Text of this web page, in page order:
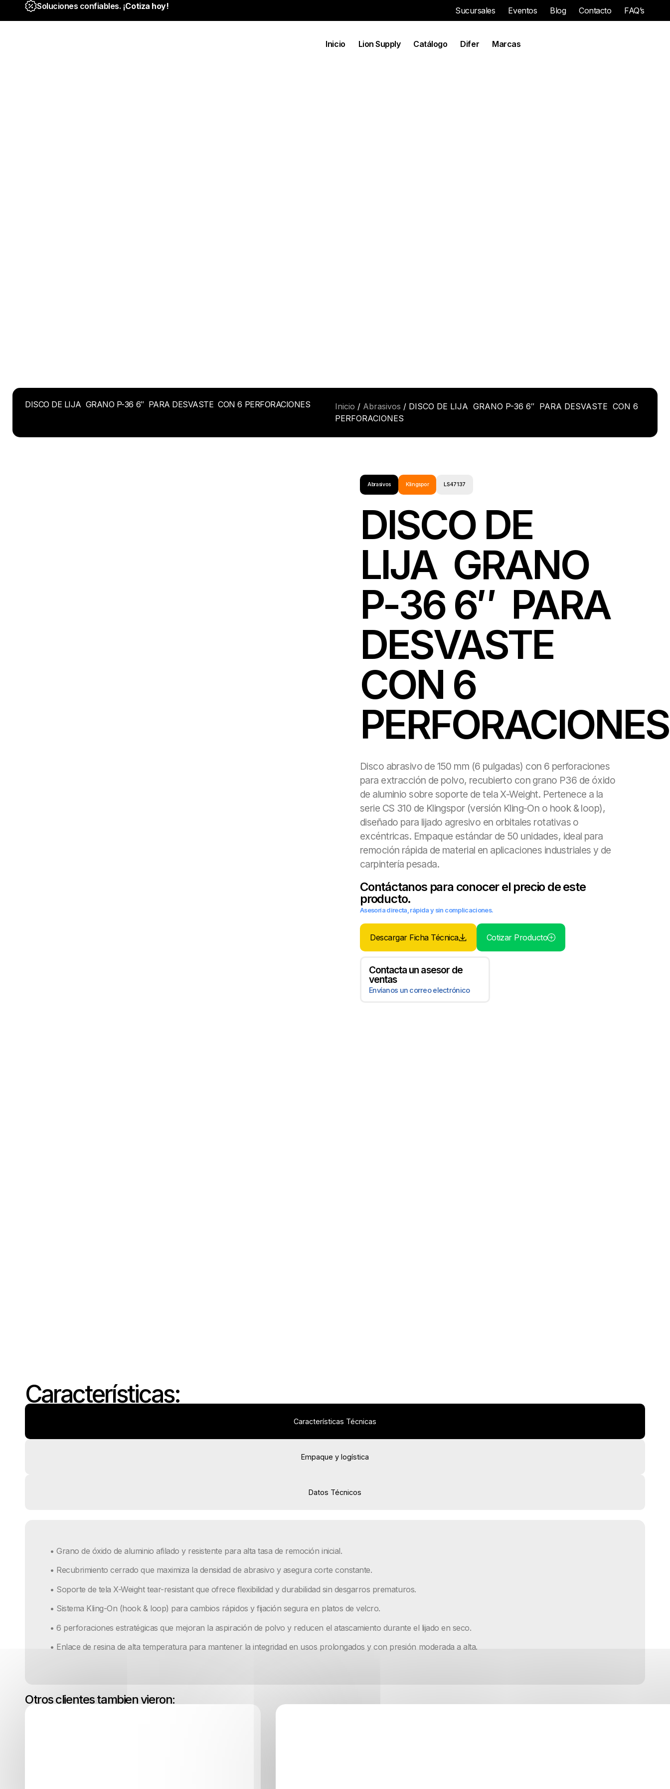
Soluciones confiables. ¡Cotiza hoy! Sucursales Eventos Blog Contacto FAQ’s
Inicio Lion Supply Catálogo Difer Marcas
DISCO DE LIJA GRANO P-36 6″ PARA DESVASTE CON 6 PERFORACIONES Inicio / Abrasivos / DISCO DE LIJA GRANO P-36 6″ PARA DESVASTE CON 6
PERFORACIONES
Abrasivos Klingspor LS47137
DISCO DE
LIJA GRANO
P-36 6″ PARA
DESVASTE
CON 6
PERFORACIONES
Disco abrasivo de 150 mm (6 pulgadas) con 6 perforaciones
para extracción de polvo, recubierto con grano P36 de óxido
de aluminio sobre soporte de tela X-Weight. Pertenece a la
serie CS 310 de Klingspor (versión Kling-On o hook & loop),
diseñado para lijado agresivo en orbitales rotativas o
excéntricas. Empaque estándar de 50 unidades, ideal para
remoción rápida de material en aplicaciones industriales y de
carpintería pesada.
Contáctanos para conocer el precio de este
producto.
Asesoría directa, rápida y sin complicaciones.
Descargar Ficha Técnica Cotizar Producto
Contacta un asesor de
ventas
Envíanos un correo electrónico
Características:
Características Técnicas
Empaque y logística
Datos Técnicos
• Grano de óxido de aluminio afilado y resistente para alta tasa de remoción inicial.
• Recubrimiento cerrado que maximiza la densidad de abrasivo y asegura corte constante.
• Soporte de tela X-Weight tear-resistant que ofrece flexibilidad y durabilidad sin desgarros prematuros.
• Sistema Kling-On (hook & loop) para cambios rápidos y fijación segura en platos de velcro.
• 6 perforaciones estratégicas que mejoran la aspiración de polvo y reducen el atascamiento durante el lijado en seco.
• Enlace de resina de alta temperatura para mantener la integridad en usos prolongados y con presión moderada a alta.
Otros clientes tambien vieron: